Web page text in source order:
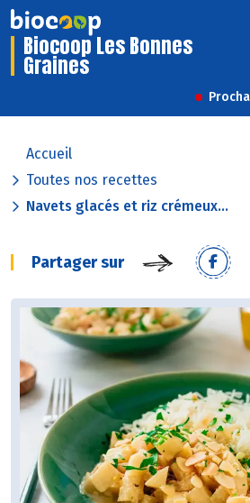
Biocoop Les Bonnes
Graines
Accueil
Toutes nos recettes
Navets glacés et riz crémeux...
Partager sur